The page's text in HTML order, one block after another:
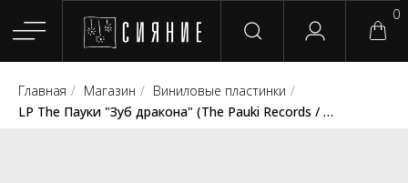
Главная Магазин Группы Релизы Плейлисты
Главная / Магазин / Виниловые пластинки /
LP The Пауки "Зуб дракона" (The Pauki Records / VINYLCODES / Клюква Records / 1000 Travels To Noise / Лео Шенк: Фолк Рок / Xenomorph Delivery / KeffArt)